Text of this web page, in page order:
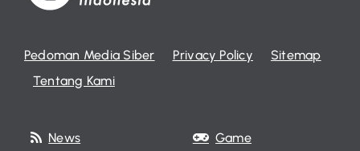
Pedoman Media Siber Privacy Policy
Sitemap
Tentang Kami
News
Game